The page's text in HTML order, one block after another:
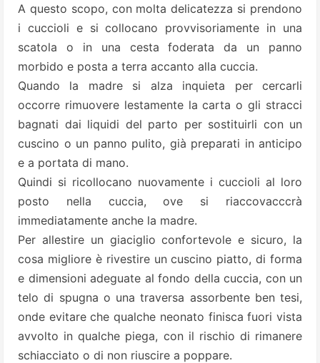
A questo scopo, con molta delicatezza si prendono
i cuccioli e si collocano provvisoriamente in una
scatola o in una cesta foderata da un panno
morbido e posta a terra accanto alla cuccia.
Quando la madre si alza inquieta per cercarli
occorre rimuovere lestamente la carta o gli stracci
bagnati dai liquidi del parto per sostituirli con un
cuscino o un panno pulito, già preparati in anticipo
e a portata di mano.
Quindi si ricollocano nuovamente i cuccioli al loro
posto nella cuccia, ove si riaccovacccrà
immediatamente anche la madre.
Per allestire un giaciglio confortevole e sicuro, la
cosa migliore è rivestire un cuscino piatto, di forma
e dimensioni adeguate al fondo della cuccia, con un
telo di spugna o una traversa assorbente ben tesi,
onde evitare che qualche neonato finisca fuori vista
avvolto in qualche piega, con il rischio di rimanere
schiacciato o di non riuscire a poppare.